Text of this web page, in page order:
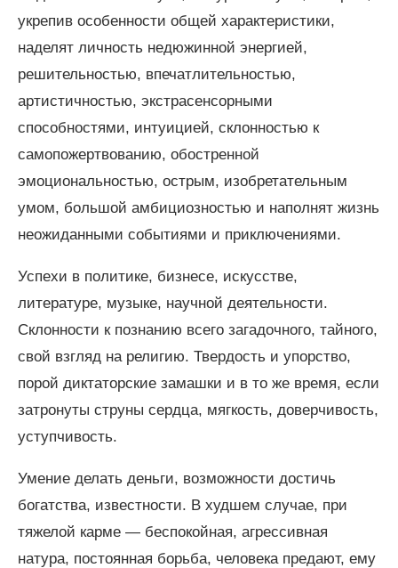
укрепив особенности общей характеристики,
наделят личность недюжинной энергией,
решительностью, впечатлительностью,
артистичностью, экстрасенсорными
способностями, интуицией, склонностью к
самопожертвованию, обостренной
эмоциональностью, острым, изобретательным
умом, большой амбициозностью и наполнят жизнь
неожиданными событиями и приключениями.
Успехи в политике, бизнесе, искусстве,
литературе, музыке, научной деятельности.
Склонности к познанию всего загадочного, тайного,
свой взгляд на религию. Твердость и упорство,
порой диктаторские замашки и в то же время, если
затронуты струны сердца, мягкость, доверчивость,
уступчивость.
Умение делать деньги, возможности достичь
богатства, известности. В худшем случае, при
тяжелой карме — беспокойная, агрессивная
натура, постоянная борьба, человека предают, ему